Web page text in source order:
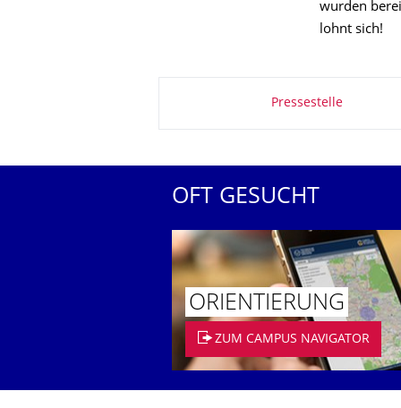
wurden
lohnt sich!
Pressestelle
OFT GESUCHT
ORIENTIERUNG
ZUM CAMPUS NAVIGATOR